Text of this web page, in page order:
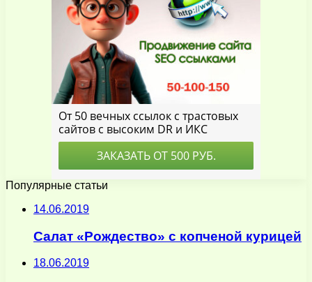
Популярные статьи
14.06.2019
Салат «Рождество» с копченой курицей
18.06.2019